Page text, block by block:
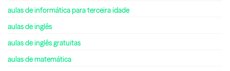
aulas de informática para terceira idade
aulas de inglês
aulas de inglês gratuitas
aulas de matemática